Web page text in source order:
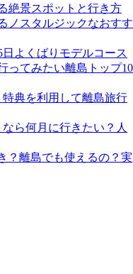
絶景スポットと行き方
ノスタルジックなおすす
よくばりモデルコース
ってみたい離島トップ10
特典を利用して離島旅行
ら何月に行きたい？人
？離島でも使えるの？実